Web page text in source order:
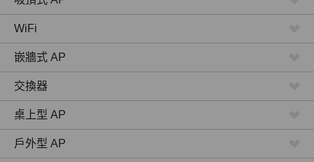
WiFi
嵌牆式 AP
交換器
桌上型 AP
戶外型 AP